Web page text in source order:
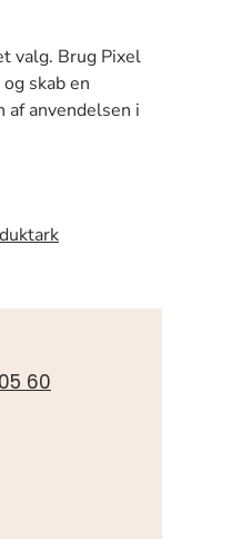
valg. Brug Pixel
skab en
anvendelsen i
60